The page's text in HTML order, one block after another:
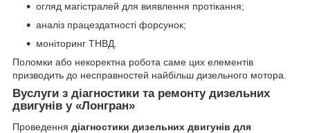
огляд магістралей для виявлення протікання;
аналіз працездатності форсунок;
моніторинг ТНВД.
Поломки або некоректна робота саме цих елементів
призводить до несправностей найбільш дизельного мотора.
Вуслуги з діагностики та ремонту дизельних
двигунів у «Лонгран»
Проведення діагностики дизельних двигунів для